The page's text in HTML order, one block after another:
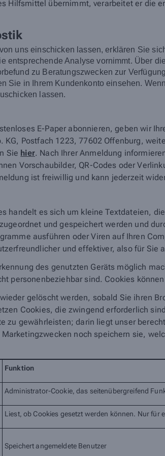
Hilfsmittel übernimmt, verarbeitet er die
uns einschicken lassen, erklären Sie
entsprechende Analyse vornimmt. Über
zu Beratungszwecken zur
Sie in Ihrem Kundenkonto einsehen.
lassen.
E-Paper abonnieren, geben wir
Postfach 1223, 77602 Offenburg,
Sie hier. Nach Ihrer Anmeldung
Vorschaubilder, QR-Codes oder
ist freiwillig und kann jederzeit
handelt es sich um kleine Textdateien,
und gespeichert werden und
ausführen oder Viren auf Ihren
und effektiver, also für Sie
des genutzten Geräts möglich
personenbeziehbar sind. Cookies
gelöscht werden, sobald Sie ihren
Cookies, die zwingend erforderlich
zu gewährleisten; darin liegt unser
noch speichern sie,
Funktion
Administrator-Cookie, das seitenübergreifend
Liest, ob Cookies gesetzt werden können. Nur für
Speichert angemeldete Benutzer